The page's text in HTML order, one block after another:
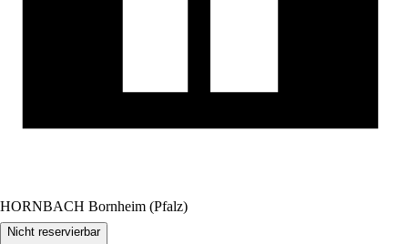
HORNBACH Bornheim (Pfalz)
Nicht reservierbar